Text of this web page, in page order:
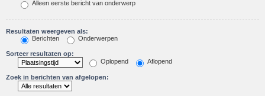
Alleen eerste bericht van onderwerp
Resultaten weergeven als:
Berichten
Onderwerpen
Sorteer resultaten op:
Oplopend
Aflopend
Zoek in berichten van afgelopen: